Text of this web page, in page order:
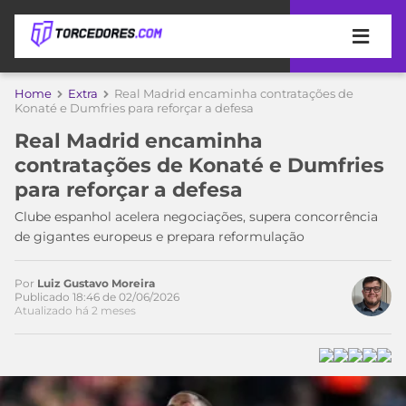
APOSTAS
DE
APOSTA
MELHORES
SITES
DE
APOSTAS
2026
BETBOOM
COPA
DO
MUNDO
TIMES
MEU
TIME
PALMEIRAS
CAMPEONATOS
SÉRIE
ESPORTIVA
Home Extra
Real Madrid encaminha contratações de
Konaté e Dumfries para reforçar a defesa
Real Madrid encaminha
contratações de Konaté e Dumfries
para reforçar a defesa
Clube espanhol acelera negociações, supera concorrência
de gigantes europeus e prepara reformulação
Por Luiz Gustavo Moreira
Publicado 18:46 de 02/06/2026
Atualizado há 2 meses